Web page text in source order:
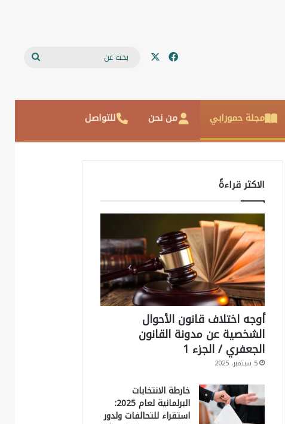
فيسبوك
مجلة حمورابي من نحن للتواصل
الاكثر قراءةً
أوجه اختلاف قانون الأحوال
الشخصية عن مدونة القانون
الجعفري / الجزء 1
5 سبتمبر، 2025
خارطة الانتخابات
البرلمانية لعام 2025:
استقراء للتحالفات ولدور